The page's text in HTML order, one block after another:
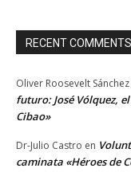
RECENT COMMENTS
Oliver Roosevelt
futuro: José Vólquez,
Cibao»
Dr-Julio Castro en
caminata «Héroes de